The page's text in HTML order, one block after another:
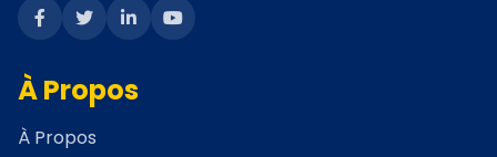
À Propos
À Propos